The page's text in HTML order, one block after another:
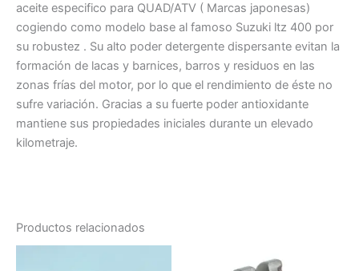
aceite especifico para QUAD/ATV ( Marcas japonesas)
cogiendo como modelo base al famoso Suzuki ltz 400 por
su robustez . Su alto poder detergente dispersante evitan la
formación de lacas y barnices, barros y residuos en las
zonas frías del motor, por lo que el rendimiento de éste no
sufre variación. Gracias a su fuerte poder antioxidante
mantiene sus propiedades iniciales durante un elevado
kilometraje.
Productos relacionados